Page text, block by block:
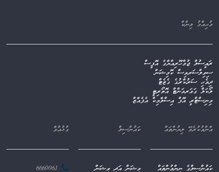
މުޙިއްމު ލިންކް
ރައީސުލް ޖުމްހޫރިއްޔާގެ އޮފީސް
ސިވިލްސަރވިސް ކޮމިޝަން
ދިވެހި ސަރުކާރުގެ ގެޒެޓް
ލޯކަލް ގަވަރމަންޓް އޮތޯރިޓީ
މިނިސްޓްރީ އޮފް އިސްލާމިކް އެފެއާޒް
އާންމުކުރެވޭ ލިޔުންތައް
ކައުންސިލްގެ ނިންމުންތައް
ކައުންސިލް
މިޝަން އަދި ވިޝަން
ގުޅުއްވާ
6660061